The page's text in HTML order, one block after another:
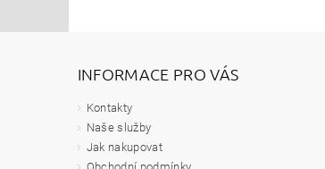
INFORMACE PRO VÁS
Kontakty
Naše služby
Jak nakupovat